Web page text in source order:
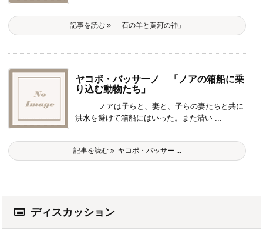
記事を読む 「石の羊と黄河の神」
ヤコポ・バッサーノ 「ノアの箱船に乗
り込む動物たち」
ノアは子らと、妻と、子らの妻たちと共に
洪水を避けて箱船にはいった。また清い ...
記事を読む ヤコポ・バッサー ...
ディスカッション